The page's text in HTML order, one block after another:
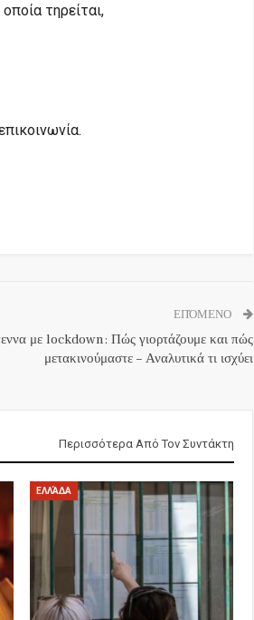
τηρείται,
ΕΠΌΜΕΝΟ
με lockdown: Πώς γιορτάζουμε και πώς
μετακινούμαστε – Αναλυτικά τι ισχύει
Περισσότερα Από Τον Συντάκτη
ΕΛΛΆΔΑ